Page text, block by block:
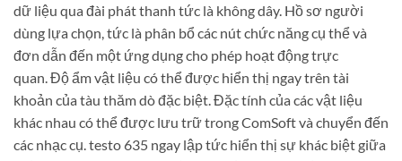
dữ liệu qua đài phát thanh tức là không dây. Hồ sơ người
dùng lựa chọn, tức là phân bổ các nút chức năng cụ thể và
đơn dẫn đến một ứng dụng cho phép hoạt động trực
quan. Độ ẩm vật liệu có thể được hiển thị ngay trên tài
khoản của tàu thăm dò đặc biệt. Đặc tính của các vật liệu
khác nhau có thể được lưu trữ trong ComSoft và chuyển đến
các nhạc cụ. testo 635 ngay lập tức hiển thị sự khác biệt giữa